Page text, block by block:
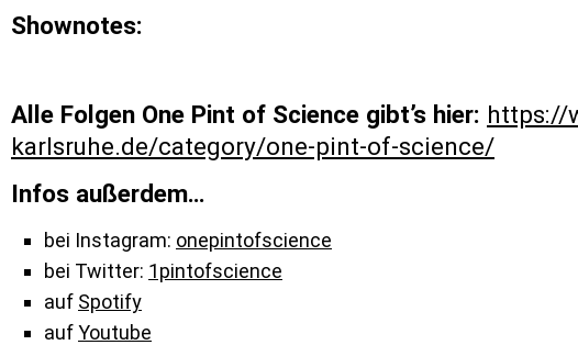
Shownotes:
Alle Folgen One Pint of Science gibt’s hier: https://
karlsruhe.de/category/one-pint-of-science/
Infos außerdem…
bei Instagram: onepintofscience
bei Twitter: 1pintofscience
auf Spotify
aufYoutube